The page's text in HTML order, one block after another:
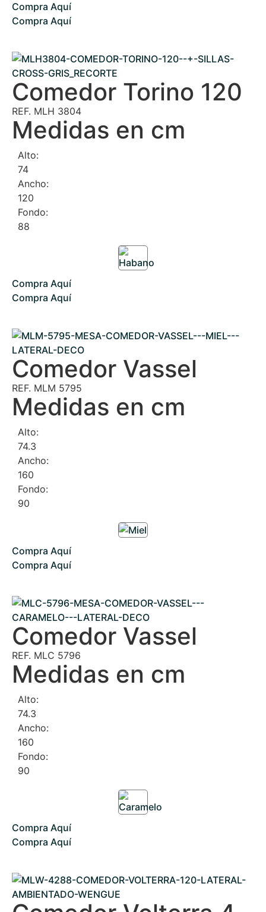
Compra Aquí
Compra Aquí
Comedor Torino 120
REF. MLH 3804
Medidas en cm
Alto:
74
Ancho:
120
Fondo:
88
Compra Aquí
Compra Aquí
Comedor Vassel
REF. MLM 5795
Medidas en cm
Alto:
74.3
Ancho:
160
Fondo:
90
Compra Aquí
Compra Aquí
Comedor Vassel
REF. MLC 5796
Medidas en cm
Alto:
74.3
Ancho:
160
Fondo:
90
Compra Aquí
Compra Aquí